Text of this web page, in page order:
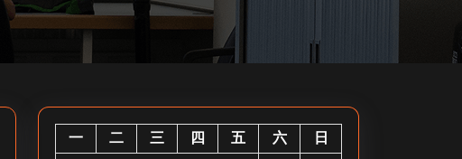
一 二 三 四 五 六
日